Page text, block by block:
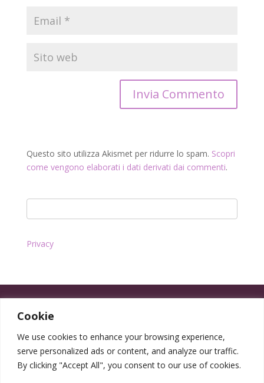
Cookie
We use cookies to enhance your browsing experience,
serve personalized ads or content, and analyze our traffic.
By clicking "Accept All", you consent to our use of cookies.
Questo sito utilizza Akismet per ridurre lo spam. Scopri
come vengono elaborati i dati derivati dai commenti.
Privacy